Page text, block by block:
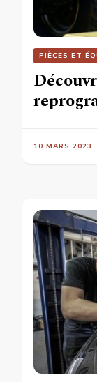
PIÈCES ET
10 MARS 2023